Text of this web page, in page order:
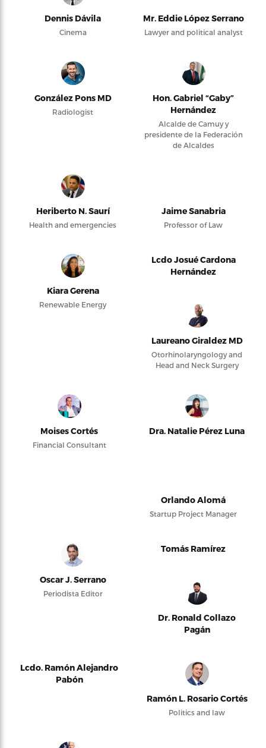
Dennis Dávila
Cinema
Mr. Eddie López Serrano
Lawyer and political analyst
González Pons MD
Radiologist
Hon. Gabriel “Gaby”
Hernández
Alcalde de Camuy y
presidente de la Federación
de Alcaldes
Heriberto N. Saurí
Health and emergencies
Jaime Sanabria
Professor of Law
Kiara Gerena
Renewable Energy
Lcdo Josué Cardona
Hernández
Laureano Giraldez MD
Otorhinolaryngology and
Head and Neck Surgery
Moises Cortés
Financial Consultant
Dra. Natalie Pérez Luna
Orlando Alomá
Startup Project Manager
Oscar J. Serrano
Periodista Editor
Tomás Ramírez
Dr. Ronald Collazo
Pagán
Lcdo. Ramón Alejandro
Pabón
Ramón L. Rosario Cortés
Politics and law